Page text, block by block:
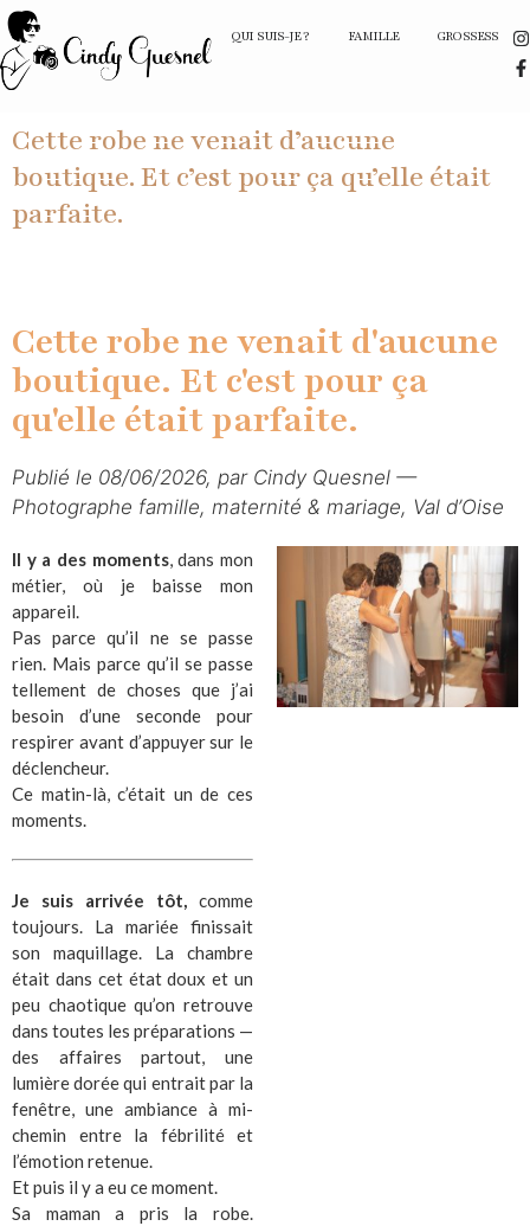
QUI SUIS-JE ? FAMILLE GROSSESSE
Cette robe ne venait d’aucune
boutique. Et c’est pour ça qu’elle était
parfaite.
Cette robe ne venait d'aucune
boutique. Et c'est pour ça
qu'elle était parfaite.
Publié le 08/06/2026, par Cindy Quesnel —
Photographe famille, maternité & mariage, Val d’Oise
Il y a des moments, dans mon
métier, où je baisse mon
appareil.
Pas parce qu’il ne se passe
rien. Mais parce qu’il se passe
tellement de choses que j’ai
besoin d’une seconde pour
respirer avant d’appuyer sur le
déclencheur.
Ce matin-là, c’était un de ces
moments.
Je suis arrivée tôt, comme
toujours. La mariée finissait
son maquillage. La chambre
était dans cet état doux et un
peu chaotique qu’on retrouve
dans toutes les préparations —
des affaires partout, une
lumière dorée qui entrait par la
fenêtre, une ambiance à mi-
chemin entre la fébrilité et
l’émotion retenue.
Et puis il y a eu ce moment.
Sa maman a pris la robe.